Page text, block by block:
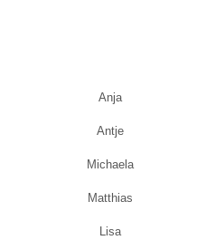
Anja
Antje
Michaela
Matthias
Lisa